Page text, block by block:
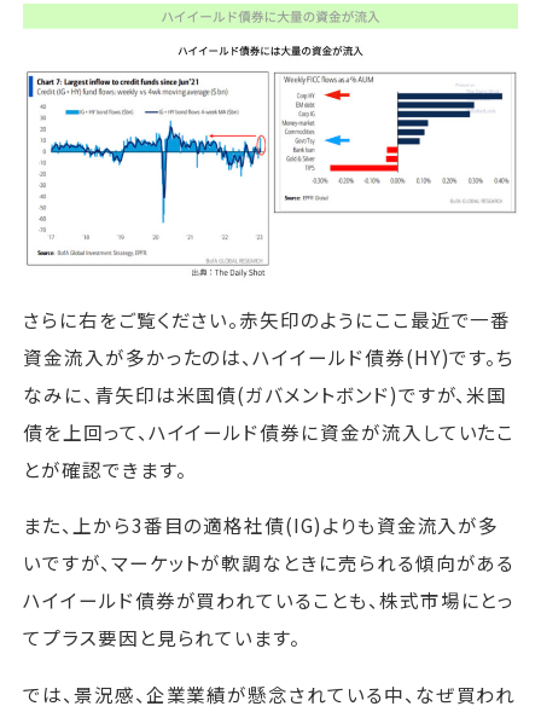
さらに右をご覧ください。赤矢印のようにここ最近で一番
資金流入が多かったのは、ハイイールド債券(HY)です。ち
なみに、青矢印は米国債(ガバメントボンド)ですが、米国
債を上回って、ハイイールド債券に資金が流入していたこ
とが確認できます。
また、上から3番目の適格社債(IG)よりも資金流入が多
いですが、マーケットが軟調なときに売られる傾向がある
ハイイールド債券が買われていることも、株式市場にとっ
てプラス要因と見られています。
では、景況感、企業業績が懸念されている中、なぜ買われ